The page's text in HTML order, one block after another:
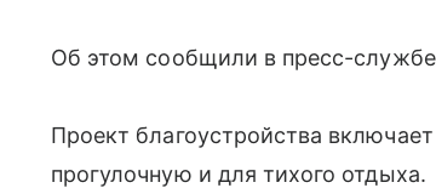
Об этом сообщили в пресс-
Проект благоустройства
прогулочную и для тихого отдыха.